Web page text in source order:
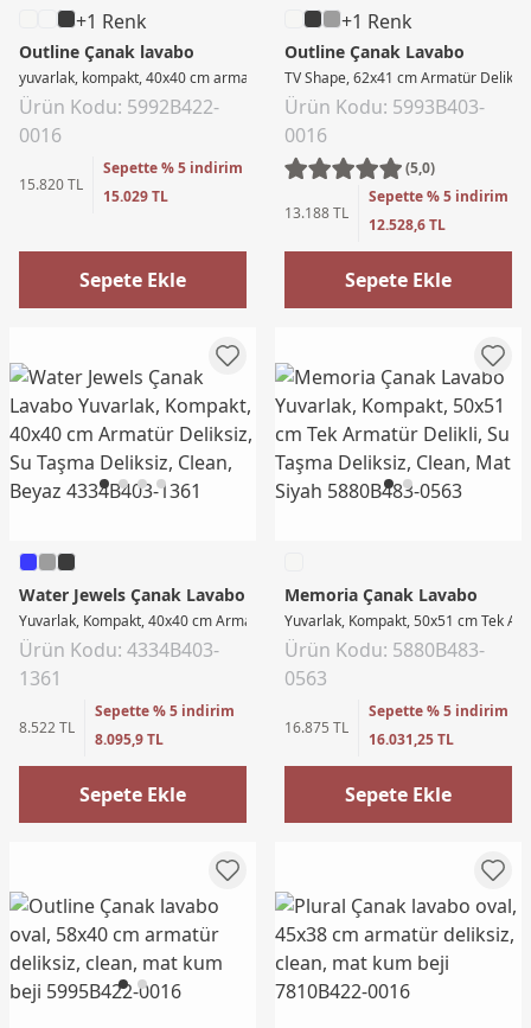
+1 Renk
Outline Çanak lavabo
yuvarlak, kompakt, 40x40 cm armatür deliksiz, clean, mat kum beji
Ürün Kodu: 5992B422-
0016
15.820 TL
Sepette % 5 indirim
15.029 TL
Sepete Ekle
+1 Renk
Outline Çanak Lavabo
TV Shape, 62x41 cm Armatür
Ürün Kodu: 5993B403-
0016
(5,0)
13.188 TL
Sepette % 5 indirim
12.528,6 TL
Sepete Ekle
Water Jewels Çanak Lavabo
Yuvarlak, Kompakt, 40x40 cm Armatür Deliksiz, Su Taşma Deliksiz, Clean,
Ürün Kodu: 4334B403-
1361
8.522 TL
Sepette % 5 indirim
8.095,9 TL
Sepete Ekle
Memoria Çanak Lavabo
Yuvarlak, Kompakt, 50x51 cm Tek
Ürün Kodu: 5880B483-
0563
16.875 TL
Sepette % 5 indirim
16.031,25 TL
Sepete Ekle